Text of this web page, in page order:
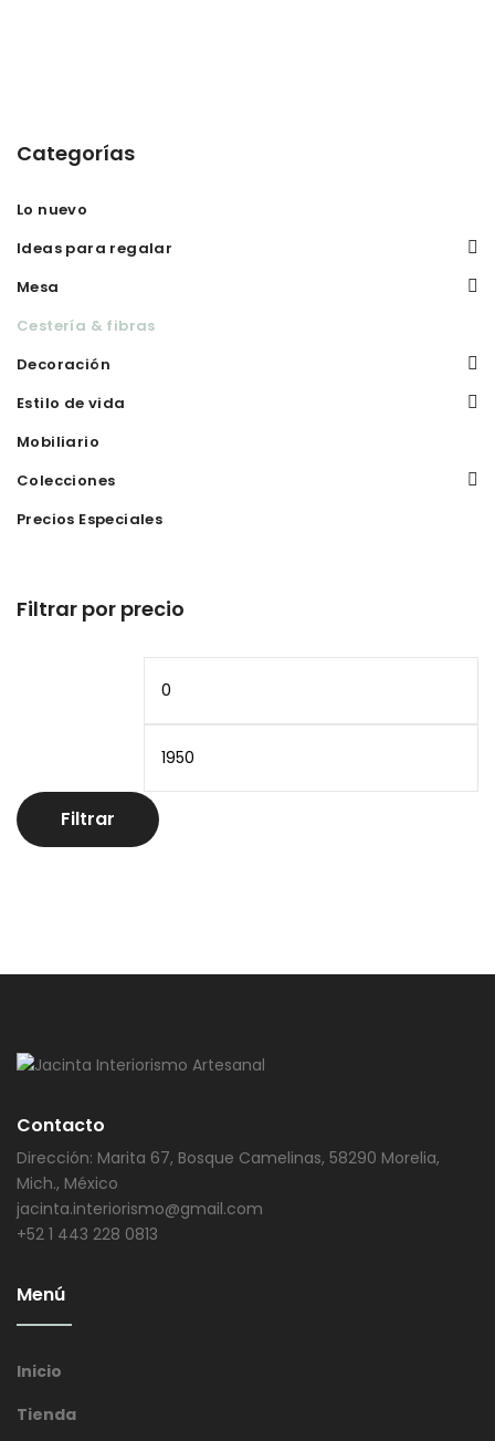
Categorías
Lo nuevo
Ideas para regalar
Mesa
Cestería & fibras
Decoración
Estilo de vida
Mobiliario
Colecciones
Precios Especiales
Filtrar por precio
Filtrar
Contacto
Dirección: Marita 67, Bosque Camelinas, 58290 Morelia,
Mich., México
jacinta.interiorismo@gmail.com
+52 1 443 228 0813
Menú
Inicio
Tienda